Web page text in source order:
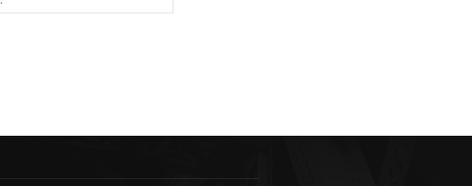
web: